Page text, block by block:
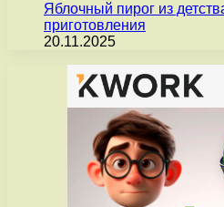
Яблочный пирог из
приготовления
20.11.2025